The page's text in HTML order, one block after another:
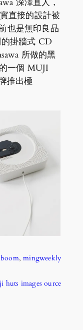
深澤直人，
直接的設計被
也是無印良品
掛牆式 CD
所做的黑
一個 MUJI
推出極
,mingweekly
huts images ource